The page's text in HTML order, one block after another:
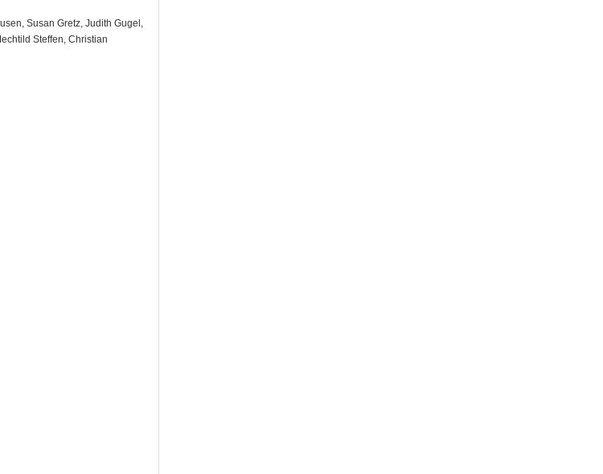
Susan Gretz, Judith Gugel,
Steffen, Christian